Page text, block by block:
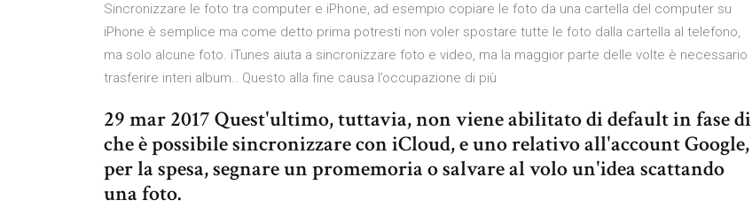
Sincronizzare le foto tra computer e iPhone, ad esempio copiare le foto da una cartella del computer su
iPhone è semplice ma come detto prima potresti non voler spostare tutte le foto dalla cartella al telefono,
ma solo alcune foto. iTunes aiuta a sincronizzare foto e video, ma la maggior parte delle volte è necessario
trasferire interi album.. Questo alla fine causa l’occupazione di più
29 mar 2017 Quest'ultimo, tuttavia, non viene abilitato di default in fase di
che è possibile sincronizzare con iCloud, e uno relativo all'account Google,
per la spesa, segnare un promemoria o salvare al volo un'idea scattando
una foto.